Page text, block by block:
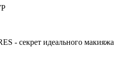
- секрет идеального макияжа